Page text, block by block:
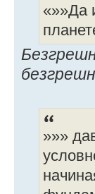
«»»Да
»»»